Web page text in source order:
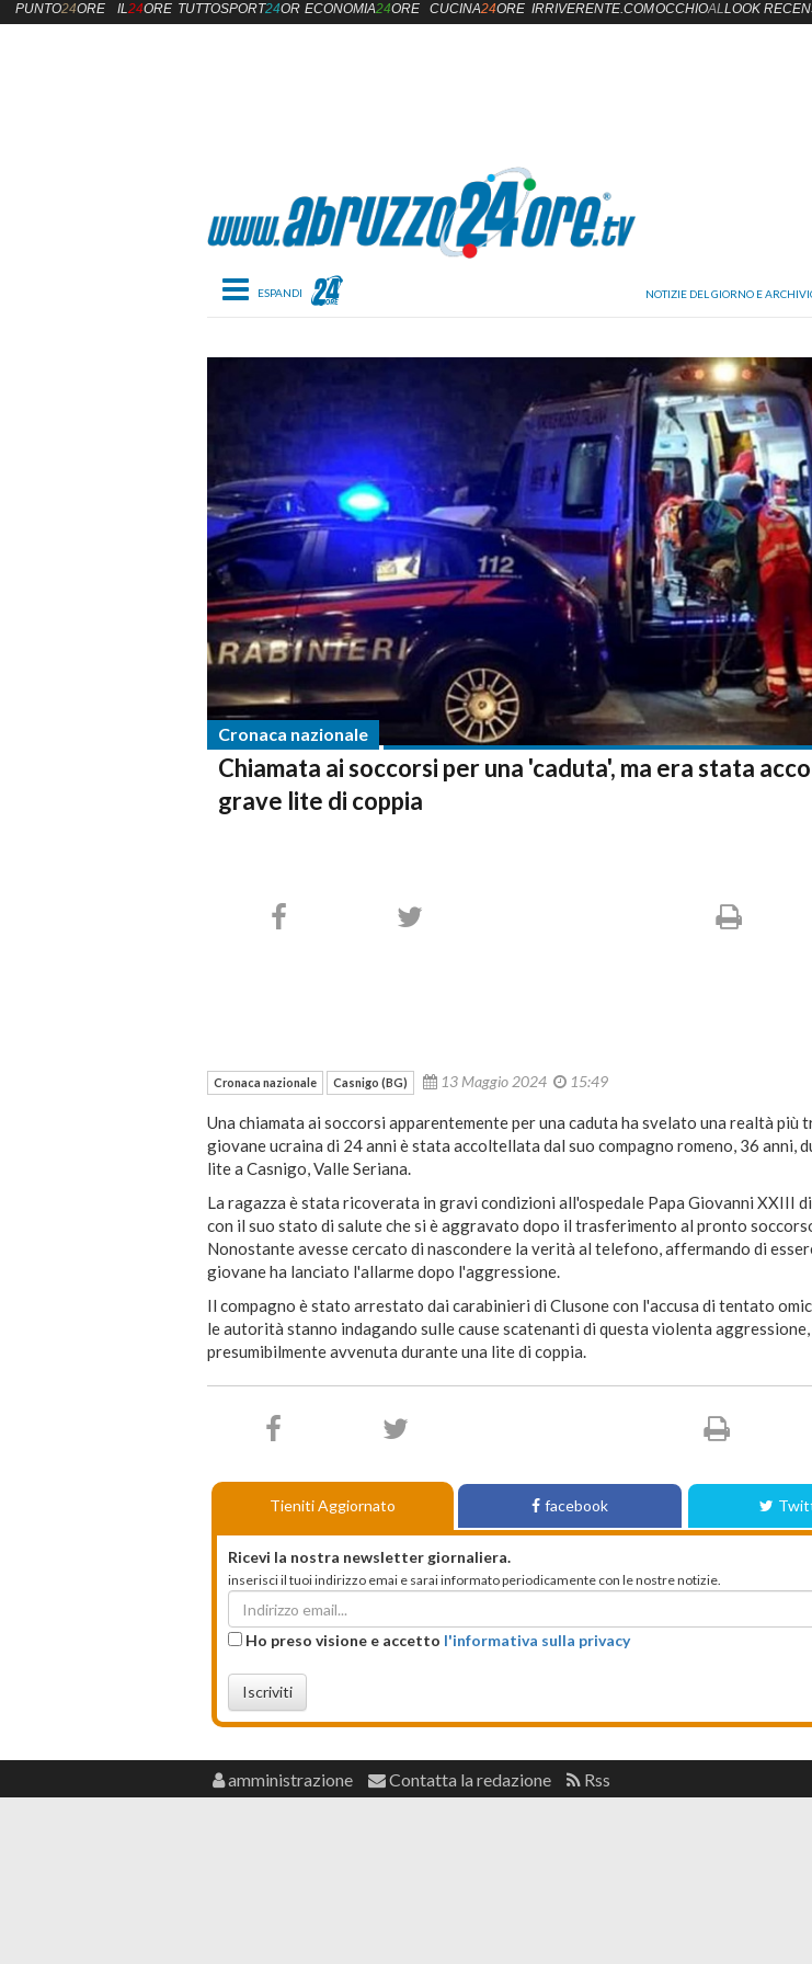
Toggle navigation
Cronaca nazionale
Chiamata ai soccorsi per una 'caduta', ma era stata
grave lite di coppia
Cronaca nazionale Casnigo (BG) 13 Maggio 2024 15:49
Una chiamata ai soccorsi apparentemente per una caduta ha svelato una realtà più
giovane ucraina di 24 anni è stata accoltellata dal suo compagno romeno, 36 anni,
lite a Casnigo, Valle Seriana.
La ragazza è stata ricoverata in gravi condizioni all'ospedale Papa Giovanni XXIII
con il suo stato di salute che si è aggravato dopo il trasferimento al pronto
Nonostante avesse cercato di nascondere la verità al telefono, affermando di
giovane ha lanciato l'allarme dopo l'aggressione.
Il compagno è stato arrestato dai carabinieri di Clusone con l'accusa di tentato
le autorità stanno indagando sulle cause scatenanti di questa violenta aggressione,
presumibilmente avvenuta durante una lite di coppia.
Tieniti Aggiornato facebook
Ricevi la nostra newsletter giornaliera.
inserisci il tuoi indirizzo emai e sarai informato periodicamente con le nostre notizie.
Ho preso visione e accetto l'informativa sulla privacy
Iscriviti
PUNTO24ORE IL24ORE TUTTOSPORT24OREECONOMIA24ORE CUCINA24ORE IRRIVERENTE.COMOCCHIOALLOOK
amministrazione Contatta la redazione Rss